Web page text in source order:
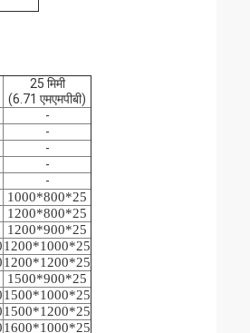
25 मिमी
(6.71 एमएमपीबी)
-
-
-
-
-
1000*800*25
1200*800*25
1200*900*25
1200*1000*25
1200*1200*25
1500*900*25
1500*1000*25
1500*1200*25
1600*1000*25